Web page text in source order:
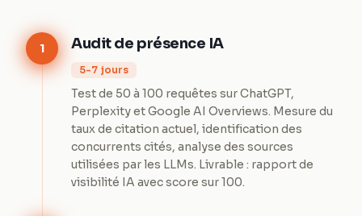
1 Audit de présence IA
5-7 jours
Test de 50 à 100 requêtes sur ChatGPT,
Perplexity et Google AI Overviews. Mesure du
taux de citation actuel, identification des
concurrents cités, analyse des sources
utilisées par les LLMs. Livrable : rapport de
visibilité IA avec score sur 100.